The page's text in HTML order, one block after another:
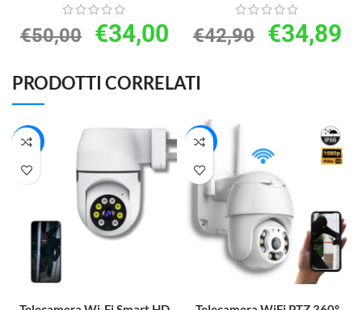
€50,00 €34,00 €42,90 €34,89
PRODOTTI CORRELATI
-40% -42%